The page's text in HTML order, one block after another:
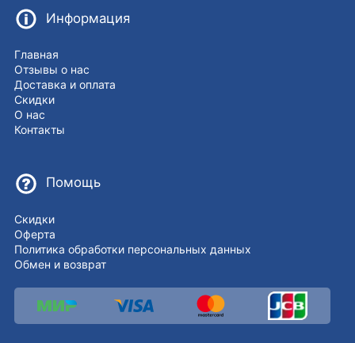
Информация
Главная
Отзывы о нас
Доставка и оплата
Скидки
О нас
Контакты
Помощь
Скидки
Оферта
Политика обработки персональных данных
Обмен и возврат